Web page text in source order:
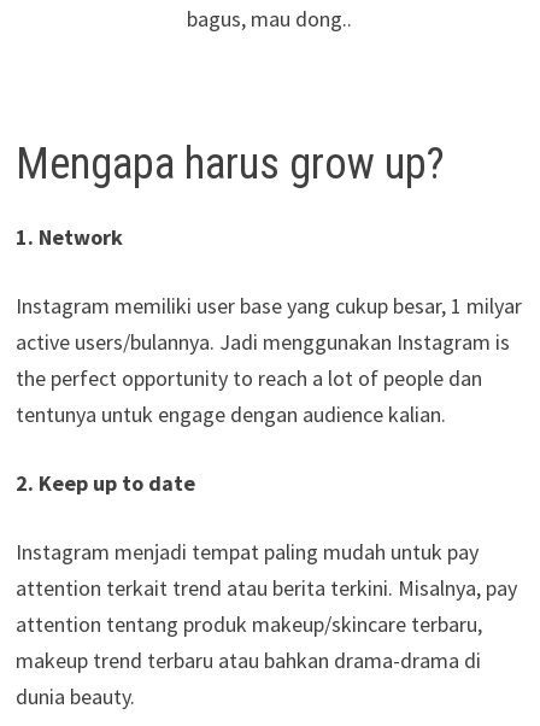
bagus, mau dong..
Mengapa harus grow up?
1. Network
Instagram memiliki user base yang cukup besar, 1 milyar
active users/bulannya. Jadi menggunakan Instagram is
the perfect opportunity to reach a lot of people dan
tentunya untuk engage dengan audience kalian.
2. Keep up to date
Instagram menjadi tempat paling mudah untuk pay
attention terkait trend atau berita terkini. Misalnya, pay
attention tentang produk makeup/skincare terbaru,
makeup trend terbaru atau bahkan drama-drama di
dunia beauty.